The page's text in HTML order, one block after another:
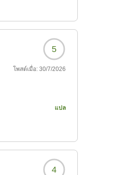
5
โพสต์เมื่อ: 30/7/2026
แปล
4